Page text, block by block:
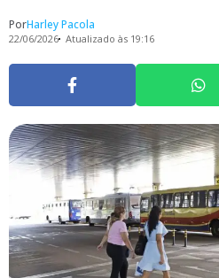
PorHarley Pacola
22/06/2026 Atualizado às 19:16